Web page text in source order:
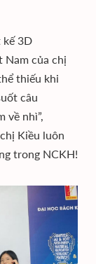
kế 3D
của chị
thiếu khi
câu
về nhì”,
Kiều luôn
trong NCKH!